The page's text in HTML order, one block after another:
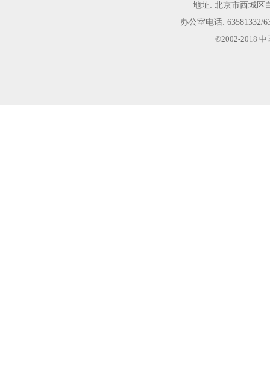
地址: 北京市西城区
办公室电话: 63581332/
©2002-2018